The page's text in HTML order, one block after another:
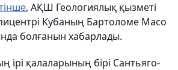
, АҚШ Геологиялық қызметі
Кубаның Бартоломе Масо
болғанын хабарлады.
ірі қалаларының бірі Сантьяго-